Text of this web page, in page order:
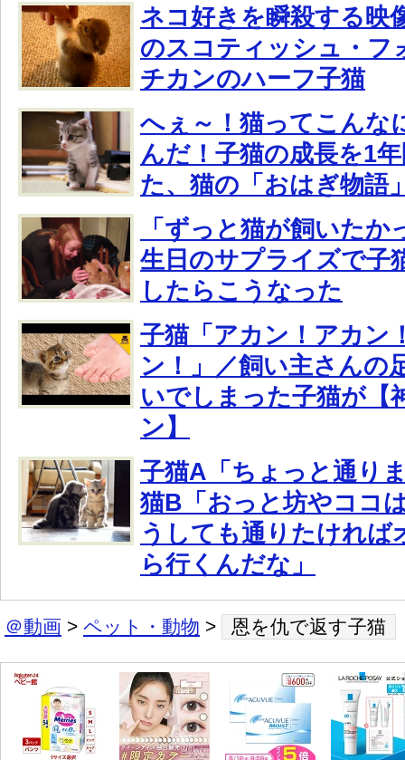
ネコ好きを瞬殺する映
のスコティッシュ・フ
チカンのハーフ子猫
へぇ～！猫ってこんな
んだ！子猫の成長を1
た、猫の「おはぎ物語
「ずっと猫が飼いたか
生日のサプライズで子
したらこうなった
子猫「アカン！アカン
ン！」／飼い主さんの
いでしまった子猫が【
ン】
子猫A「ちょっと通り
猫B「おっと坊やココ
うしても通りたければ
ら行くんだな」
＠動画 > ペット・動物 > 恩を仇で返す子猫